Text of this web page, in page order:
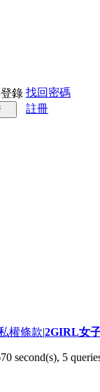
錄 找回密碼
註冊
權條款|2GIRL女
second(s), 5